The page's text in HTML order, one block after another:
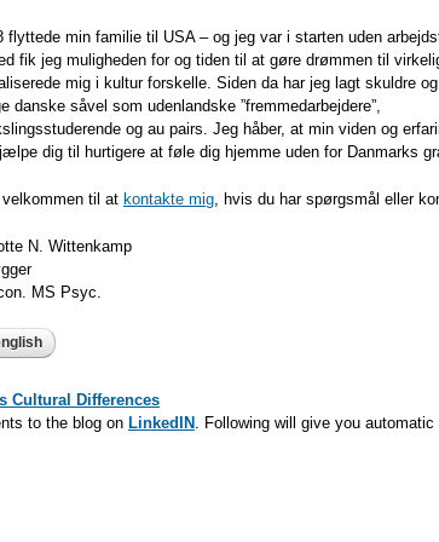
flyttede min familie til USA – og jeg var i starten uden
fik jeg muligheden for og tiden til at gøre drømmen til
mig i kultur forskelle. Siden da har jeg lagt skuldre og
danske såvel som udenlandske ”fremmedarbejdere”,
og au pairs. Jeg håber, at min viden og
dig til hurtigere at føle dig hjemme uden for Danmarks
velkommen til at kontakte mig, hvis du har spørgsmål eller
N. Wittenkamp
MS Psyc.
Cultural Differences
to the blog on LinkedIN . Following will give you